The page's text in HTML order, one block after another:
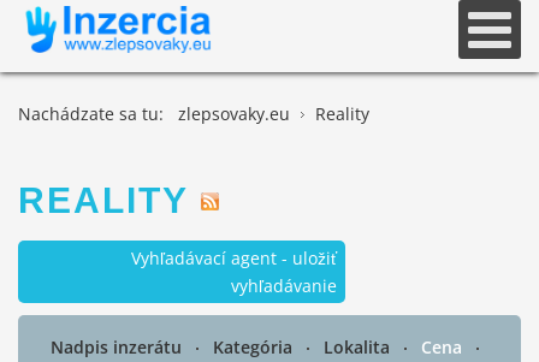
Nachádzate sa tu: zlepsovaky.eu Reality
REALITY
Vyhľadávací agent - uložiť
vyhľadávanie
Nadpis inzerátu Kategória Lokalita
Cena